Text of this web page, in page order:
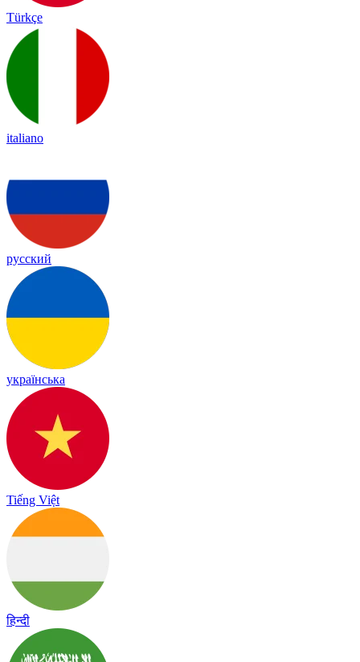
Türkçe
italiano
русский
українська
Tiếng Việt
हिन्दी